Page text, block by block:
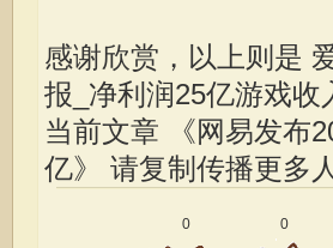
感谢欣赏，以上则是
报_净利润25亿游戏
当前文章
《网易发布
亿》
请复制传播更多
0 0